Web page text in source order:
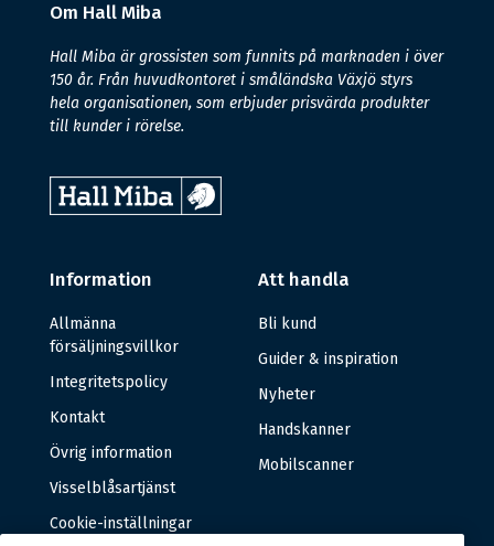
Om Hall Miba
Hall Miba är grossisten som funnits på marknaden i över
150 år. Från huvudkontoret i småländska Växjö styrs
hela organisationen, som erbjuder prisvärda produkter
till kunder i rörelse.
Information
Allmänna
försäljningsvillkor
Integritetspolicy
Kontakt
Övrig information
Visselblåsartjänst
Cookie-inställningar
Att handla
Bli kund
Guider & inspiration
Nyheter
Handskanner
Mobilscanner